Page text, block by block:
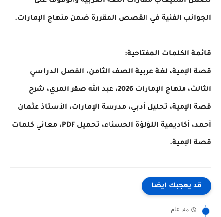
الجوانب الفنية في القصص المقررة ضمن منهاج الإمارات.
قائمة الكلمات المفتاحية:
قصة الإمية، لغة عربية الصف الثامن، الفصل الدراسي
الثالث، منهاج الإمارات 2026، عبد الله صقر المري، شرح
قصة الإمية، تحليل أدبي، مدرسة الإمارات، الأستاذ عثمان
أحمد، أكاديمية اللؤلؤة الحسناء، تحميل PDF، معاني كلمات
قصة الإمية.
قد يعجبك ايضا
منذ عام